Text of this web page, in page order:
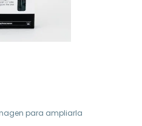
para ampliarla